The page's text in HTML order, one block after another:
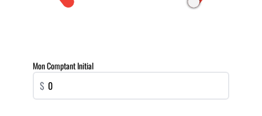
Mon Comptant Initial
$